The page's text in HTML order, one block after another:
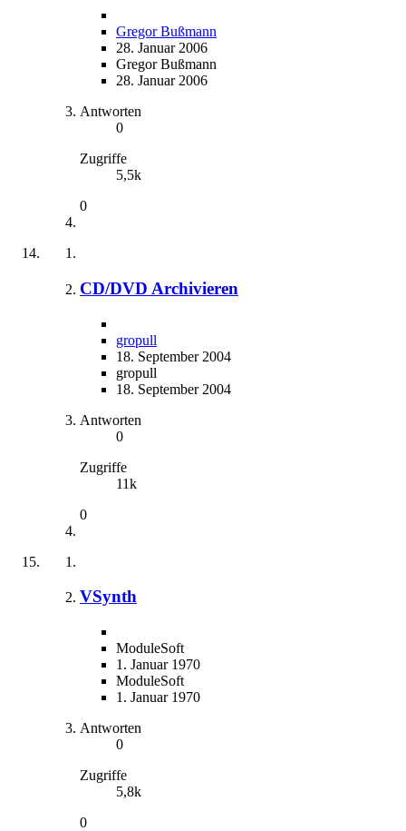
Gregor Bußmann
28. Januar 2006
Gregor Bußmann
28. Januar 2006
Antworten
0
Zugriffe
5,5k
0
CD/DVD Archivieren
gropull
18. September 2004
gropull
18. September 2004
Antworten
0
Zugriffe
11k
0
VSynth
ModuleSoft
1. Januar 1970
ModuleSoft
1. Januar 1970
Antworten
0
Zugriffe
5,8k
0